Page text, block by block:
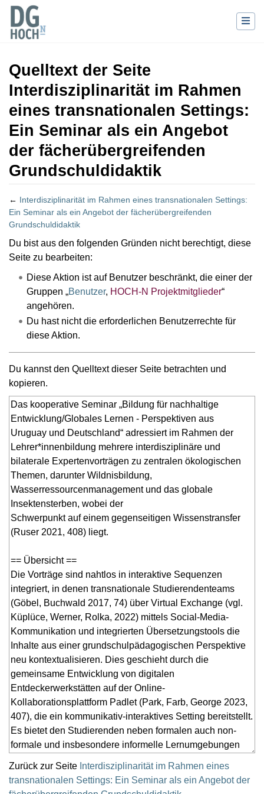
Quelltext der Seite
Interdisziplinarität im Rahmen
eines transnationalen Settings:
Ein Seminar als ein Angebot
der fächerübergreifenden
Grundschuldidaktik
← Interdisziplinarität im Rahmen eines transnationalen Settings:
Ein Seminar als ein Angebot der fächerübergreifenden
Grundschuldidaktik
Wechseln zu: Navigation Suche
Du bist aus den folgenden Gründen nicht berechtigt, diese
Seite zu bearbeiten:
Diese Aktion ist auf Benutzer beschränkt, die einer der
Gruppen „Benutzer, HOCH-N Projektmitglieder“
angehören.
Du hast nicht die erforderlichen Benutzerrechte für
diese Aktion.
Du kannst den Quelltext dieser Seite betrachten und
kopieren.
Zurück zur Seite Interdisziplinarität im Rahmen eines
transnationalen Settings: Ein Seminar als ein Angebot der